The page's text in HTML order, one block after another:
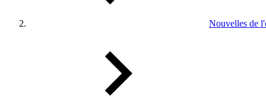
Nouvelles de